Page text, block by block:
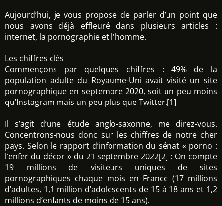
Aujourd’hui, je vous propose de parler d’un point que
nous avons déjà effleuré dans plusieurs articles :
internet, la pornographie et l'homme.
Les chiffres clés
Commençons par quelques chiffres : 49% de la
population adulte du Royaume-Uni avait visité un site
pornographique en septembre 2020, soit un peu moins
qu’Instagram mais un peu plus que Twitter.[1]
Il s’agit d’une étude anglo-saxonne, me direz-vous.
Concentrons-nous donc sur les chiffres de notre cher
pays. Selon le rapport d’information du sénat « porno :
l’enfer du décor » du 21 septembre 2022[2] : On compte
19 millions de visiteurs uniques de sites
pornographiques chaque mois en France (17 millions
d’adultes, 1,1 million d’adolescents de 15 à 18 ans et 1,2
millions d’enfants de moins de 15 ans).